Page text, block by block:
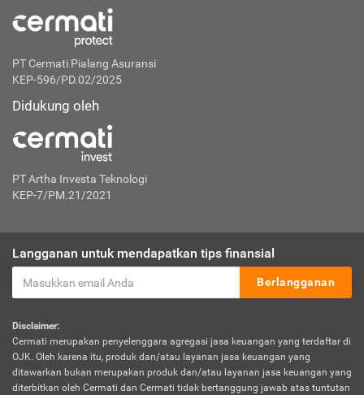
PT Cermati Pialang Asuransi
KEP-596/PD.02/2025
Didukung oleh
PT Artha Investa Teknologi
KEP-7/PM.21/2021
Langganan untuk mendapatkan tips finansial
Berlangganan
Disclaimer:
Cermati merupakan penyelenggara agregasi jasa keuangan yang terdaftar di
OJK. Oleh karena itu, produk dan/atau layanan jasa keuangan yang
ditawarkan bukan merupakan produk dan/atau layanan jasa keuangan yang
diterbitkan oleh Cermati dan Cermati tidak bertanggung jawab atas tuntutan